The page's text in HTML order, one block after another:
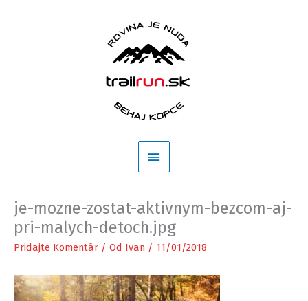
Hlavné
Menu
je-mozne-zostat-aktivnym-bezcom-aj-
pri-malych-detoch.jpg
Pridajte Komentár / Od Ivan / 11/01/2018